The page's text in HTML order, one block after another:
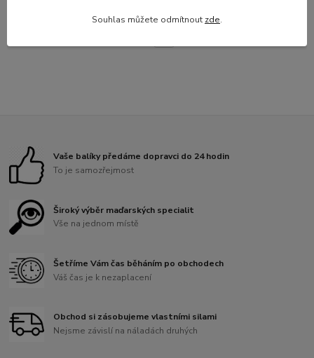
Vaše balíky předáme dopravci do 24 hodin
To je samozřejmost
Široký výběr maďarských specialit
Vše na jednom místě
Šetříme Vám čas běháním po obchodech
Váš čas je k nezaplacení
Obchod si zásobujeme vlastními silami
Nejsme závislí na náladách druhých
Souhlas můžete odmítnout zde.